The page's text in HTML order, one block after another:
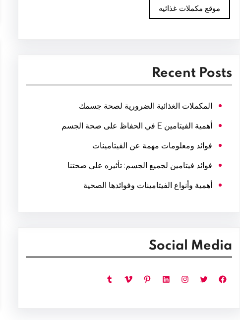
موقع مكملات غذائيه
Recent Posts
المكملات الغذائية الضرورية لصحة جسمك
أهمية الفيتامين E في الحفاظ على صحة الجسم
فوائد ومعلومات مهمة عن الفيتامينات
فوائد فيتامين لجميع الجسم: تأثيره على صحتنا
أهمية وأنواع الفيتامينات وفوائدها الصحية
Social Media
فيسبوك تويتر إنستجرام لينكد إن بينتريست فيميو تمبلر